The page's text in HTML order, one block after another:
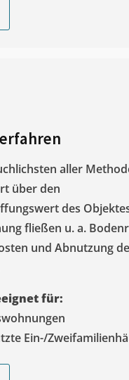
aller
über den
des
fließen u. a.
und Abnutzung
für:
Ein-/